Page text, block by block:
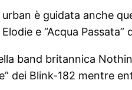
è guidata anche
e “Acqua Passata”
band britannica
dei Blink-182 mentre